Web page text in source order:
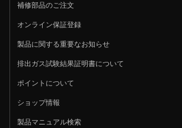
補修部品のご注文
オンライン保証登録
製品に関する重要なお知らせ
排出ガス試験結果証明書について
ポイントについて
ショップ情報
製品マニュアル検索